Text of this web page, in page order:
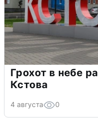
Грохот в небе
Кстова
4 августа 0